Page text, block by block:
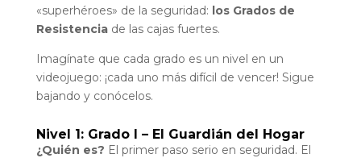
«superhéroes» de la seguridad: los Grados de
Resistenciade las cajas fuertes.
Imagínate que cada grado es un nivel en un
videojuego: ¡cada uno más difícil de vencer! Sigue
bajando y conócelos.
Nivel 1: Grado I – El Guardián del Hogar
¿Quién es? El primer paso serio en seguridad. El